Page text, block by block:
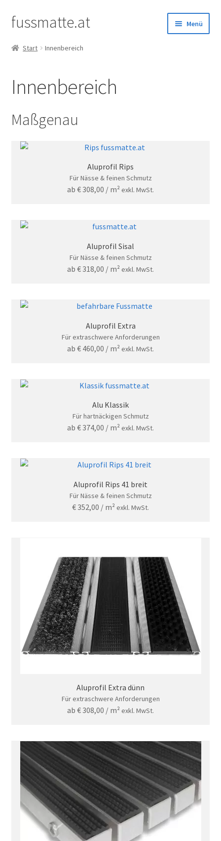
Zur
Navigation
springen
Zum
Inhalt
springen
fussmatte.at Menü
Innenbereich
Start Innenbereich
Innenbereich
Maßgenau
Aluprofil Rips
Für Nässe & feinen Schmutz
ab € 308,00 / m² exkl. MwSt.
Aluprofil Sisal
Für Nässe & feinen Schmutz
ab € 318,00 / m² exkl. MwSt.
Aluprofil Extra
Für extraschwere Anforderungen
ab € 460,00 / m² exkl. MwSt.
Alu Klassik
Für hartnäckigen Schmutz
ab € 374,00 / m² exkl. MwSt.
Aluprofil Rips 41 breit
Für Nässe & feinen Schmutz
€ 352,00 / m² exkl. MwSt.
Aluprofil Extra dünn
Für extraschwere Anforderungen
ab € 308,00 / m² exkl. MwSt.